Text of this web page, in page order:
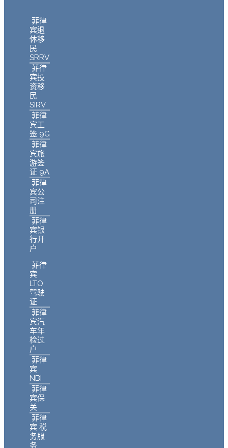
菲律
宾退
休移
民
SRRV
菲律
宾投
资移
民
SIRV
菲律
宾工
签 9G
菲律
宾旅
游签
证 9A
菲律
宾公
司注
册
菲律
宾银
行开
户
菲律
宾
LTO
驾驶
证
菲律
宾汽
车年
检过
户
菲律
宾
NBI
菲律
宾保
关
菲律
宾 税
务服
务